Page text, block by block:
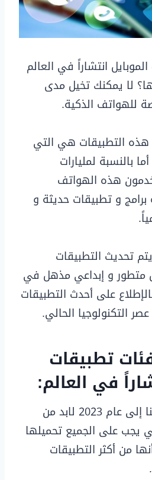
الموبايل انتشاراً في العالم
لا يمكنك تخيل مدى
للهواتف الذكية.
التطبيقات هي التي
بالنسبة لمليارات
هذه الهواتف
و تطبيقات حديثة و
تحديث التطبيقات
متطور و إبداعي مذهل في
على أحدث التطبيقات
التكنولوجيا الحالي.
أكثر 5 فئات تطبيقات
في العالم:
بالحقيقة بعد أن وصلنا إلى عام 2023 لابد من
يجب على الجميع تحميلها
من أكثر التطبيقات